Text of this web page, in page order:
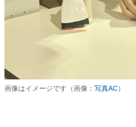
画像はイメージです（画像： 写真AC）